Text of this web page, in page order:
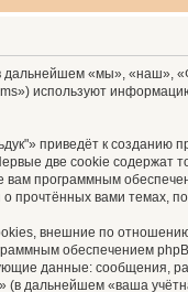
«мы», «наш»,
используют
приведёт к созданию
две cookie содержат
программным
прочтённых вами темах,
внешние по
обеспечением
данные: сообщения,
дальнейшем «ваша